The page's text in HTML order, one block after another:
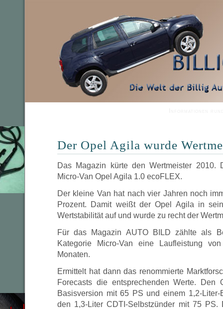
Der Opel Agila wurde
Das Magazin kürte den Wertmeister 2010.
Micro-Van Opel Agila 1.0 ecoFLEX.
Der kleine Van hat nach vier Jahren noch
Prozent. Damit weißt der Opel Agila in
Wertstabilität auf und wurde zu recht der
Für das Magazin AUTO BILD zählte als
Kategorie Micro-Van eine Laufleistung
Monaten.
Ermittelt hat dann das renommierte
Forecasts die entsprechenden Werte.
Basisversion mit 65 PS und einem 1,2-
den 1,3-Liter CDTI-Selbstzünder mit 75 PS.